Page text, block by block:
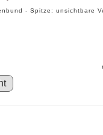
- Spitze: unsichtbare